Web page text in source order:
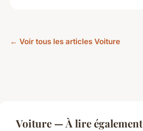
← Voir tous les articles Voiture
Voiture — À lire également